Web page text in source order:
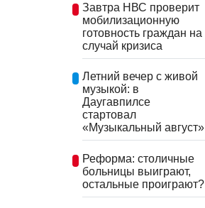
Завтра НВС проверит
мобилизационную
готовность граждан на
случай кризиса
Летний вечер с живой
музыкой: в
Даугавпилсе
стартовал
«Музыкальный август»
Реформа: столичные
больницы выиграют,
остальные проиграют?